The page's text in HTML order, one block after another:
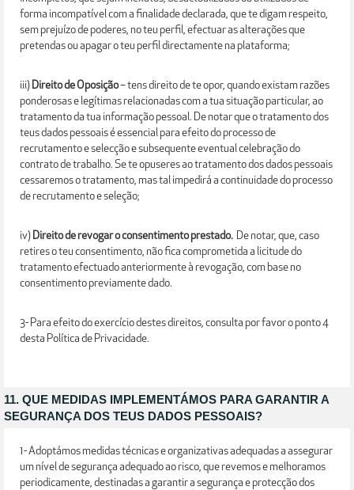
forma incompatível com a finalidade declarada, que te digam respeito,
sem prejuízo de poderes, no teu perfil, efectuar as alterações que
pretendas ou apagar o teu perfil directamente na plataforma;
iii) Direito de Oposição– tens direito de te opor, quando existam razões
ponderosas e legítimas relacionadas com a tua situação particular, ao
tratamento da tua informação pessoal. De notar que o tratamento dos
teus dados pessoais é essencial para efeito do processo de
recrutamento e selecção e subsequente eventual celebração do
contrato de trabalho. Se te opuseres ao tratamento dos dados pessoais
cessaremos o tratamento, mas tal impedirá a continuidade do processo
de recrutamento e seleção;
iv) Direito de revogar o consentimento prestado. De notar, que, caso
retires o teu consentimento, não fica comprometida a licitude do
tratamento efectuado anteriormente à revogação, com base no
consentimento previamente dado.
3- Para efeito do exercício destes direitos, consulta por favor o ponto 4
desta Política de Privacidade.
11. QUE MEDIDAS IMPLEMENTÁMOS PARA GARANTIR A
SEGURANÇA DOS TEUS DADOS PESSOAIS?
1- Adoptámos medidas técnicas e organizativas adequadas a assegurar
um nível de segurança adequado ao risco, que revemos e melhoramos
periodicamente, destinadas a garantir a segurança e protecção dos